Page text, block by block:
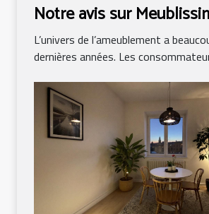
Notre avis sur
L’univers de l’ameublement a
dernières années. Les